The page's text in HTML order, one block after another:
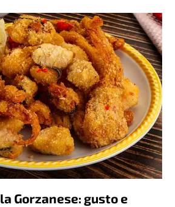
Gorzanese: gusto e